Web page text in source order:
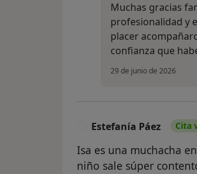
Muchas gracias
profesionalidad y
placer
confianza que
29 de junio de 2026
Estefanía Páez Cita
Isa es una muchacha
niño sale súper